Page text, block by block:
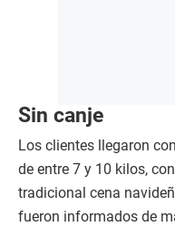
Sin canje
Los clientes llegaron
de entre 7 y 10 kilos,
tradicional cena
fueron informados de